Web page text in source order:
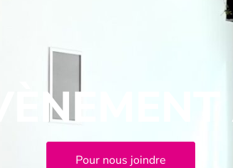
Pour nous joindre